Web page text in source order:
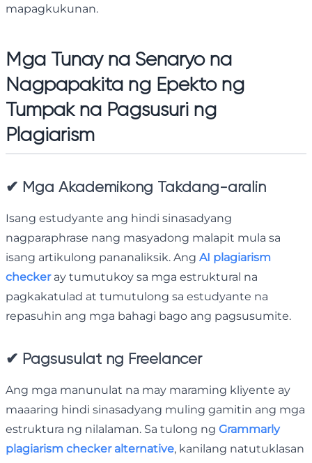
mapagkukunan.
Mga Tunay na Senaryo na
Nagpapakita ng Epekto ng
Tumpak na Pagsusuri ng
Plagiarism
✔ Mga Akademikong Takdang-aralin
Isang estudyante ang hindi sinasadyang
nagparaphrase nang masyadong malapit mula sa
isang artikulong pananaliksik. Ang AI plagiarism
checkeray tumutukoy sa mga estruktural na
pagkakatulad at tumutulong sa estudyante na
repasuhin ang mga bahagi bago ang pagsusumite.
✔ Pagsusulat ng Freelancer
Ang mga manunulat na may maraming kliyente ay
maaaring hindi sinasadyang muling gamitin ang mga
estruktura ng nilalaman. Sa tulong ng Grammarly
plagiarism checker alternative, kanilang natutuklasan